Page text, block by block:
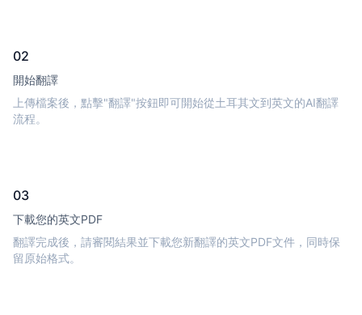
02
開始翻譯
上傳檔案後，點擊"翻譯"按鈕即可開始從土耳其文到英文的AI翻譯
流程。
03
下載您的英文PDF
翻譯完成後，請審閱結果並下載您新翻譯的英文PDF文件，同時保
留原始格式。